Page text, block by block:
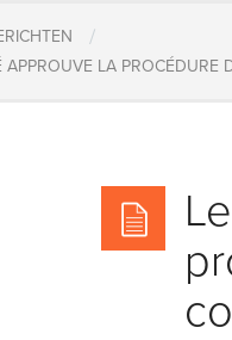
/
LA